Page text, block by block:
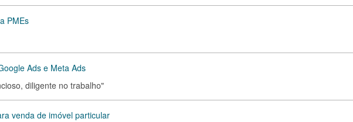
PMEs
Ads e Meta Ads
diligente no trabalho"
venda de imóvel particular